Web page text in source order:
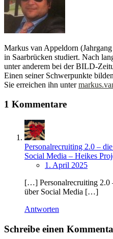
Markus van Appeldorn
in Saarbrücken studiert. Nach
unter anderem bei der BILD-
Einen seiner Schwerpunkte
Sie erreichen ihn unter
1 Kommentare
Personalrecruiting 2.0 –
Social Media – Heikes
1. April 2025
[…] Personalrecruiting 2.0
über Social Media […]
Antworten
Schreibe einen